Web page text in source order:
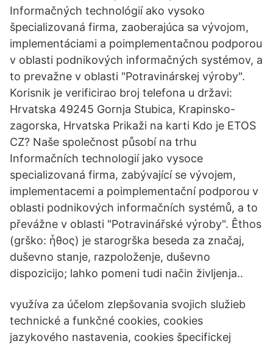
Informačných technológií ako vysoko
špecializovaná firma, zaoberajúca sa vývojom,
implementáciami a poimplementačnou podporou
v oblasti podnikových informačných systémov, a
to prevažne v oblasti "Potravinárskej výroby".
Korisnik je verificirao broj telefona u državi:
Hrvatska 49245 Gornja Stubica, Krapinsko-
zagorska, Hrvatska Prikaži na karti Kdo je ETOS
CZ? Naše společnost působí na trhu
Informačních technologií jako vysoce
specializovaná firma, zabývající se vývojem,
implementacemi a poimplementační podporou v
oblasti podnikových informačních systémů, a to
převážne v oblasti "Potravinářské výroby". Êthos
(grško: ἦθος) je starogrška beseda za značaj,
duševno stanje, razpoloženje, duševno
dispozicijo; lahko pomeni tudi način življenja..
využíva za účelom zlepšovania svojich služieb
technické a funkčné cookies, cookies
jazykového nastavenia, cookies špecifickej